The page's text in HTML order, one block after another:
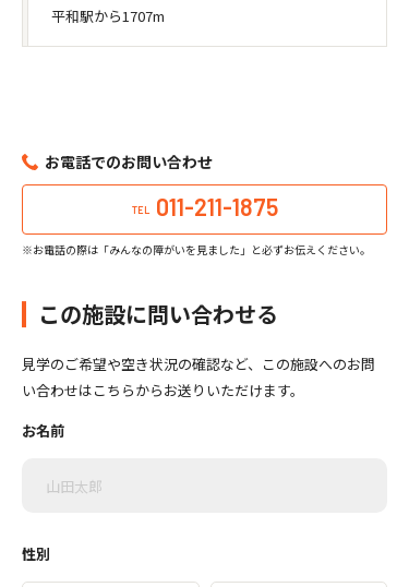
平和駅から1707m
お電話でのお問い合わせ
TEL 011-211-1875
※お電話の際は「みんなの障がいを見ました」と必ずお伝えください。
この施設に問い合わせる
見学のご希望や空き状況の確認など、この施設へのお問
い合わせはこちらからお送りいただけます。
お名前
性別